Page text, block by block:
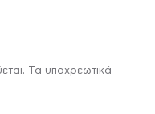
Τα υποχρεωτικά